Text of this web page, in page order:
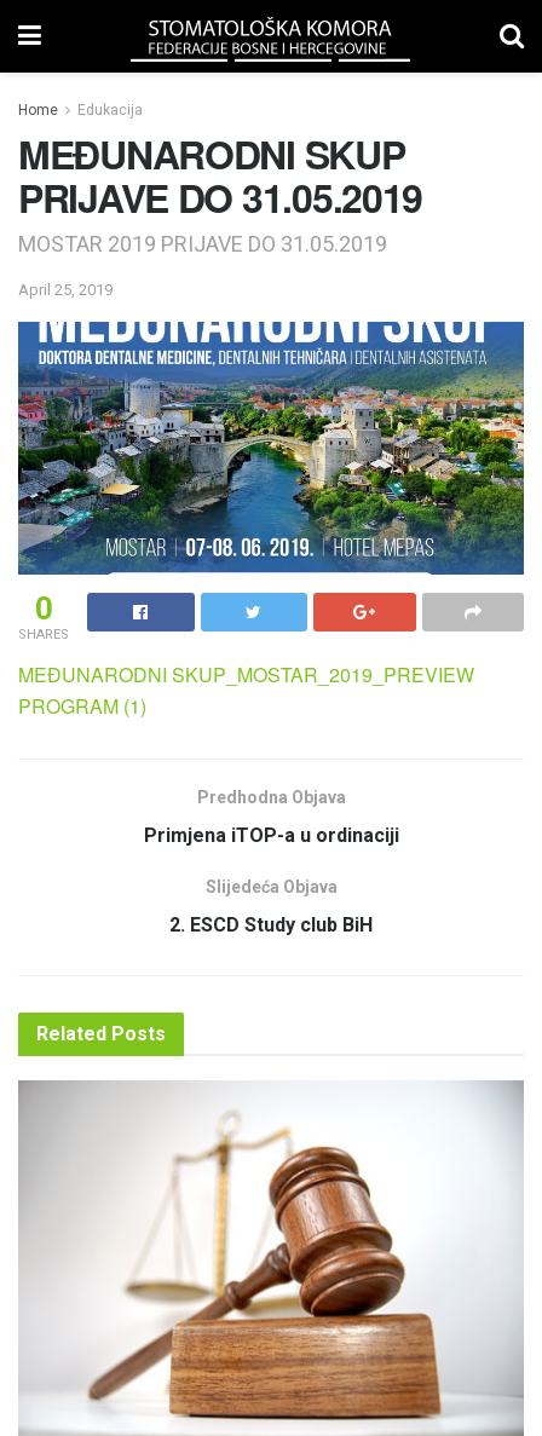
Home Edukacija
MEĐUNARODNI SKUP
PRIJAVE DO 31.05.2019
MOSTAR 2019 PRIJAVE DO 31.05.2019
April 25, 2019
0
SHARES
MEĐUNARODNI SKUP_MOSTAR_2019_PREVIEW
PROGRAM (1)
Predhodna Objava
Primjena iTOP-a u ordinaciji
Slijedeća Objava
2. ESCD Study club BiH
Related Posts